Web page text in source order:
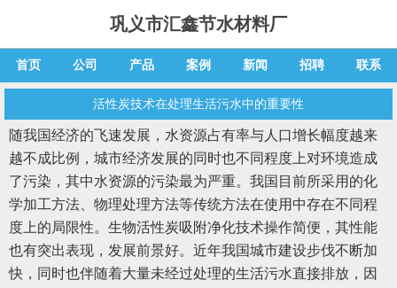
巩义市汇鑫节水材料厂
首页 公司 产品 案例 新闻 招聘 联系
活性炭技术在处理生活污水中的重要性
随我国经济的飞速发展，水资源占有率与人口增长幅度越来
越不成比例，城市经济发展的同时也不同程度上对环境造成
了污染，其中水资源的污染最为严重。我国目前所采用的化
学加工方法、物理处理方法等传统方法在使用中存在不同程
度上的局限性。生物活性炭吸附净化技术操作简便，其性能
也有突出表现，发展前景好。近年我国城市建设步伐不断加
快，同时也伴随着大量未经过处理的生活污水直接排放，因